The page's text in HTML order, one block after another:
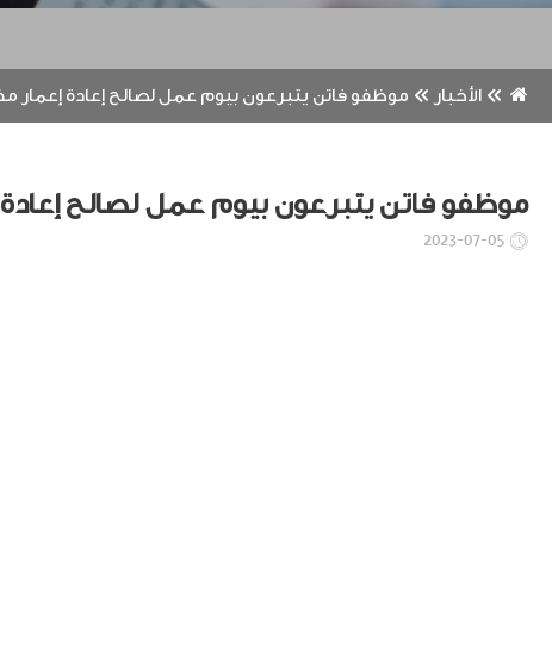
الأخبار موظفو فاتن يتبرعون بيوم عمل لصالح إعادة إعمار
موظفو فاتن يتبرعون بيوم عمل لصالح إعادة
2023-07-05